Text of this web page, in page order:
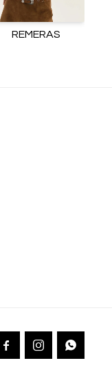
REMERAS
  